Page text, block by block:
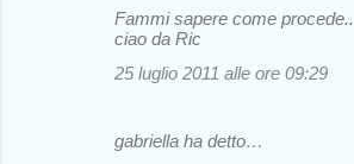
Fammi sapere come procede..
ciao da Ric
25 luglio 2011 alle ore 09:29
gabriella ha detto…